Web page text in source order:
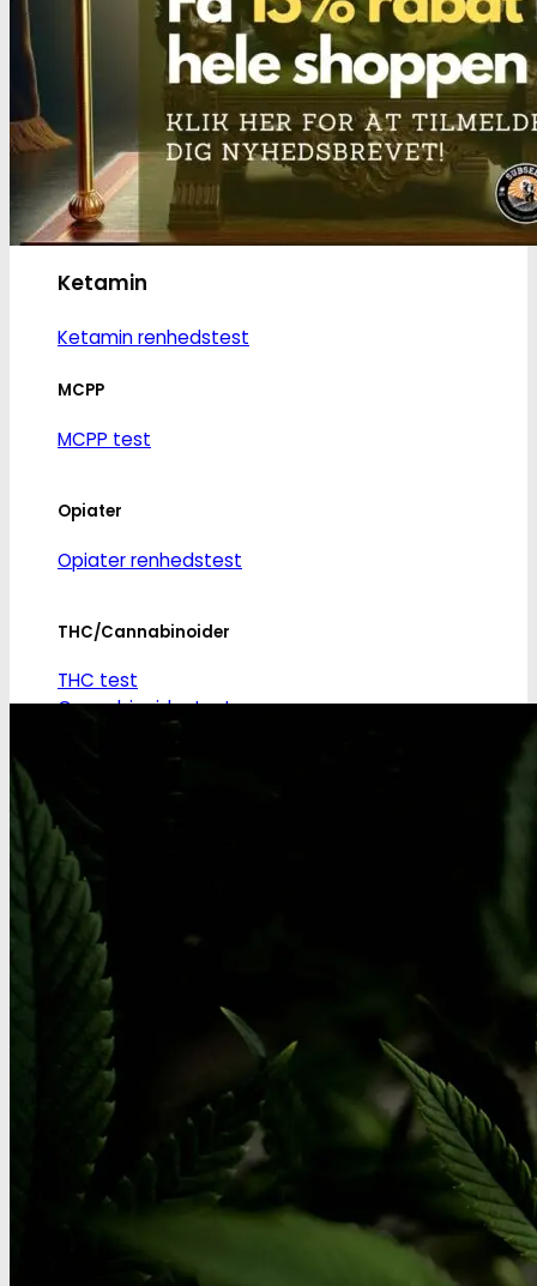
Benzodiazepiner
Benzoer renhedstest
GHB/Hætter
GHB/Hætter renhedstest
Ketamin
Ketamin renhedstest
MCPP
MCPP test
Opiater
Opiater renhedstest
THC/Cannabinoider
THC test
Cannabinoider test
Robadope tests
Simons tests
Test af primære aminer
URIN TESTS
Multi urin test - 3 stoffer
Multi urin test - 10 stoffer
THC urin test - 25ng/ml
THC urin test - 50ng/ml